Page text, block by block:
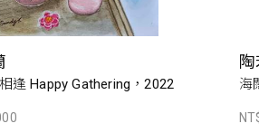
逢 Happy Gathering，2022
陶
海